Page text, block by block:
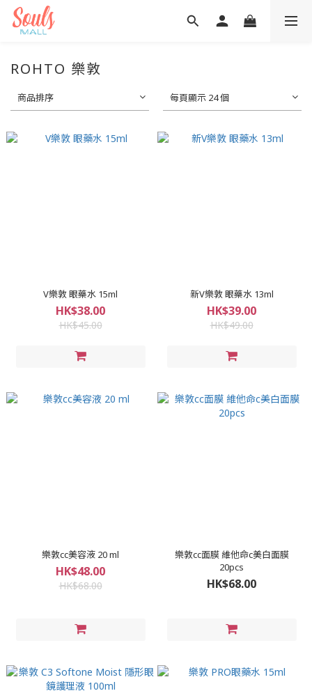
ROHTO 樂敦
商品排序 每頁顯示 24 個
V樂敦 眼藥水 15ml
HK$38.00
HK$45.00
新V樂敦 眼藥水 13ml
HK$39.00
HK$49.00
樂敦cc美容液 20 ml
HK$48.00
HK$68.00
樂敦cc面膜 維他命c美白面膜
20pcs
HK$68.00